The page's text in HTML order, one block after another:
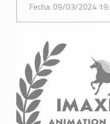
Fecha: 09/03/2024